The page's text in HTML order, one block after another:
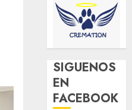
SIGUENOS
EN
FACEBOOK